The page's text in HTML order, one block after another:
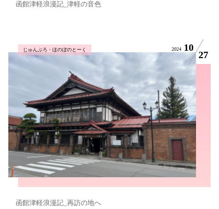
函館津軽浪漫記_津軽の音色
じゅんぶろ・ほのぼのとーく 2024 10
27
函館津軽浪漫記_再訪の地へ